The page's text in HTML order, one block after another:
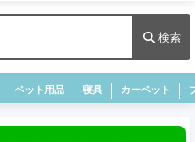
検索
ペット用品 寝具 カーペット